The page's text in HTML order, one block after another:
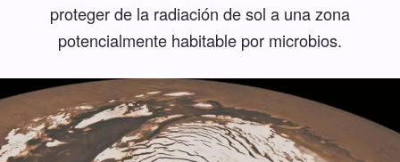
proteger de la radiación de sol a una zona
potencialmente habitable por microbios.